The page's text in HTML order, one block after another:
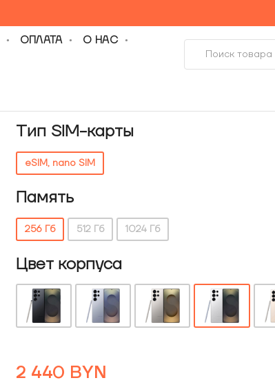
ОПЛАТА О НАС
Тип SIM-карты
eSIM, nano SIM
Память
256 Гб 512 Гб 1024 Гб
Цвет корпуса
2 440 BYN